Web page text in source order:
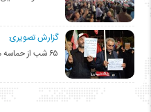
گزارش تصویری:
۶۵ شب از حماسه مهدیشهری ها گذشت